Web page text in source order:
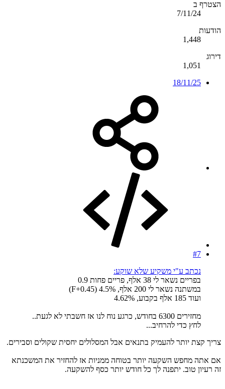
הצטרף ב
7/11/24
הודעות
1,448
דירוג
1,051
18/11/25
#7
נכתב ע"י משקיע שלא שוקע:
בפריים נשאר לי 38 אלף, פריים פחות 0.9
במשתנה נשאר לי 200 אלף, F+0.45) 4.5%)
ועוד 185 אלף בקבוע, 4.62%
מחזירים 6300 בחודש, כרגע נוח לנו אז חשבתי לא לגעת..
לחץ כדי להרחיב...
צריך קצת יותר להעמיק בתנאים אבל המסלולים יחסית שקולים וסבירים.
אם אתה מחפש השקעה יותר בטוחה ממניות אז להחזיר את המשכנתא
זה רעיון טוב. יתפנה לך כל חודש יותר כסף להשקעה.